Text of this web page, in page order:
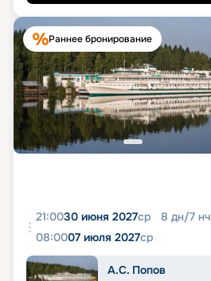
Раннее бронирование
21:0030 июня 2027ср 8 дн/7 нч
08:0007 июля 2027ср
А.С. Попов